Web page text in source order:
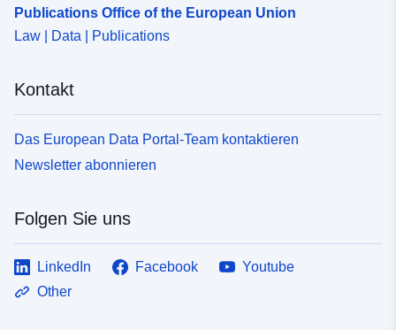
Publications Office of the European Union
Law | Data | Publications
Kontakt
Das European Data Portal-Team kontaktieren
Newsletter abonnieren
Folgen Sie uns
LinkedIn Facebook
Youtube
Other